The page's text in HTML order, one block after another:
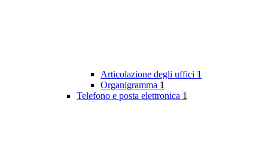
Articolazione degli uffici 1
Organigramma 1
Telefono e posta elettronica 1